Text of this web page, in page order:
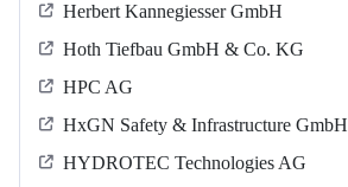
Herbert Kannegiesser GmbH
Hoth Tiefbau GmbH & Co. KG
HPC AG
HxGN Safety & Infrastructure GmbH
HYDROTEC Technologies AG